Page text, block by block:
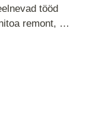
tööd
remont, …